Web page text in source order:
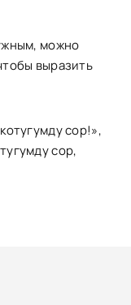
можно
выразить
сор!»,
сор,